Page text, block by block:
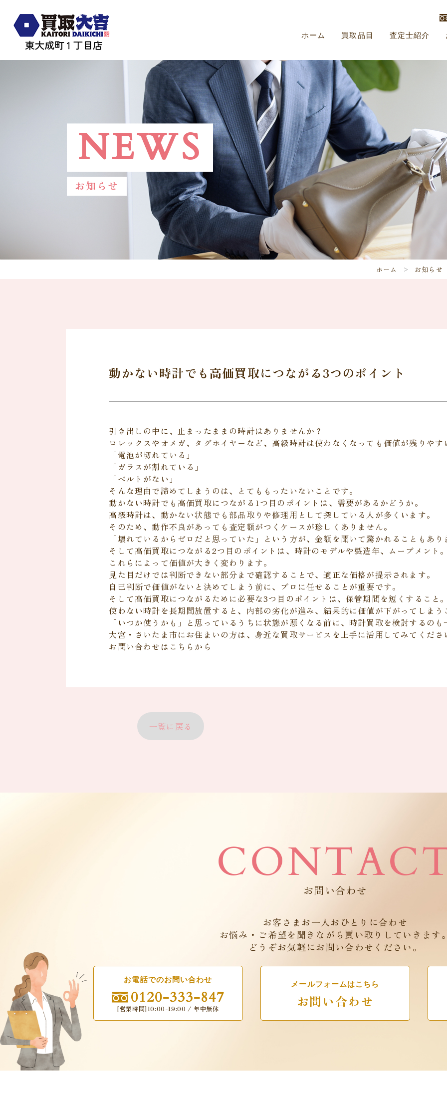
ホーム 買取品目 査定士紹介
NEWS
お知らせ
ホーム お知らせ
動かない時計でも高価買取につながる3つのポイント
引き出しの中に、止まったままの時計はありませんか？
ロレックスやオメガ、タグホイヤーなど、高級時計は使わなくなっても価値が残りや
「電池が切れている」
「ガラスが割れている」
「ベルトがない」
そんな理由で諦めてしまうのは、とてももったいないことです。
動かない時計でも高価買取につながる1つ目のポイントは、需要があるかどうか。
高級時計は、動かない状態でも部品取りや修理用として探している人が多くいます。
そのため、動作不良があっても査定額がつくケースが珍しくありません。
「壊れているからゼロだと思っていた」という方が、金額を聞いて驚かれることもあり
そして高価買取につながる2つ目のポイントは、時計のモデルや製造年、ムーブメント
これらによって価値が大きく変わります。
見た目だけでは判断できない部分まで確認することで、適正な価格が提示されます。
自己判断で価値がないと決めてしまう前に、プロに任せることが重要です。
そして高価買取につながるために必要な3つ目のポイントは、保管期間を短くすること
使わない時計を長期間放置すると、内部の劣化が進み、結果的に価値が下がってしま
「いつか使うかも」と思っているうちに状態が悪くなる前に、時計買取を検討するの
大宮・さいたま市にお住まいの方は、身近な買取サービスを上手に活用してみてくださ
お問い合わせはこちらから
一覧に戻る
お問い合わせ
お客さまお一人おひとりに合わせ
お悩み・ご希望を聞きながら買い取りしていきます
どうぞお気軽にお問い合わせください。
お電話でのお問い合わせ
0120-333-847
[営業時間]10:00-19:00 / 年中無休
メールフォームはこちら
お問い合わせ